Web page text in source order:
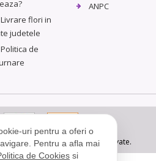
Livrare flori in
judetele
Politica de
ANPC
- Toate drepturile rezervate.
uri pentru a oferi o
Pentru a afla mai
de Cookies si